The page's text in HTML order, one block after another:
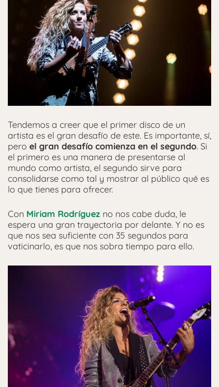
Tendemos a creer que el primer disco de un
artista es el gran desafío de este. Es importante, sí,
pero el gran desafío comienza en el segundo. Si
el primero es una manera de presentarse al
mundo como artista, el segundo sirve para
consolidarse como tal y mostrar al público qué es
lo que tienes para ofrecer.
Con Miriam Rodríguez no nos cabe duda, le
espera una gran trayectoria por delante. Y no es
que nos sea suficiente con 35 segundos para
vaticinarlo, es que nos sobra tiempo para ello.